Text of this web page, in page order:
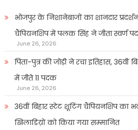
भोजपुर के निशानेबाजों का शानदार
चैंपियनशिप में पलक सिंह ने जीता स्वर्ण
June 26, 2026
पिता-पुत्र की जोड़ी ने रचा इतिहास, 36वीं
में जीते 11 पदक
June 26, 2026
36वीं बिहार स्टेट शूटिंग चैंपियनशिप का
खिलाडिय़ों को किया गया सम्मानित